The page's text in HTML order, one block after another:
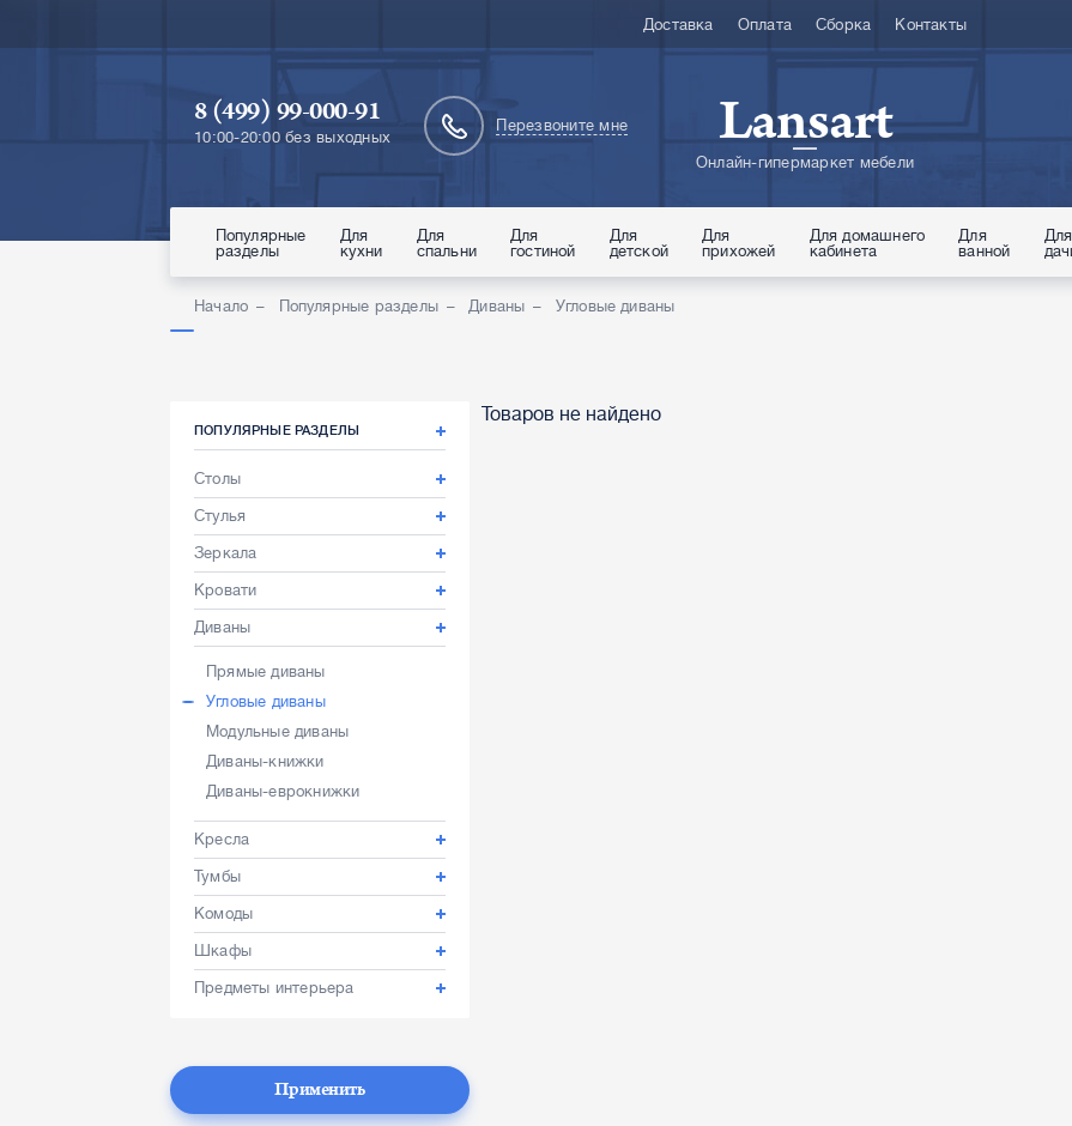
Доставка Оплата Сборка Контакты
8 (499) 99-000-91
10:00-20:00 без выходных
Перезвоните мне Lansart
Онлайн-гипермаркет мебели
Популярные
разделы
Для
кухни
Для
спальни
Для
гостиной
Для
детской
Для
прихожей
Для домашнего
кабинета
Для
ванной
Для
Начало Популярные разделы Диваны Угловые диваны
ПОПУЛЯРНЫЕ РАЗДЕЛЫ
Столы
Стулья
Зеркала
Кровати
Диваны
Прямые диваны
Угловые диваны
Модульные диваны
Диваны-книжки
Диваны-еврокнижки
Кресла
Тумбы
Комоды
Шкафы
Предметы интерьера
Применить
Товаров не найдено